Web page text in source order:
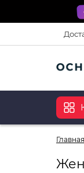
Главная